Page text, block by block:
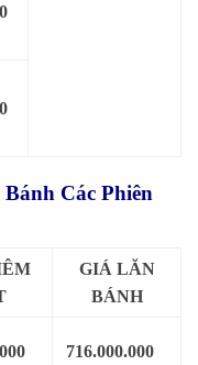
Các Phiên
GIÁ LĂN
BÁNH
716.000.000